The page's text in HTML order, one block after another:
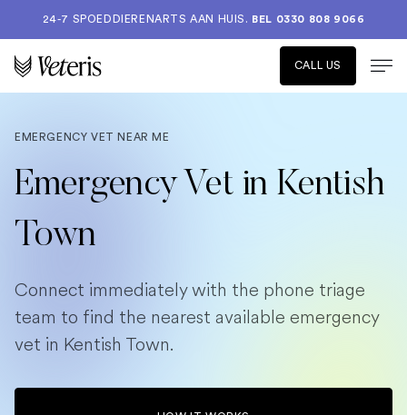
24-7 SPOEDDIERENARTS AAN HUIS. BEL 0330 808 9066
CALL US
EMERGENCY VET NEAR ME
Emergency Vet in Kentish
Town
Connect immediately with the phone triage
team to find the nearest available emergency
vet in Kentish Town.